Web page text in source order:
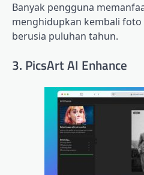
Banyak pengguna
menghidupkan kembali
berusia puluhan tahun.
3. PicsArt AI Enhance